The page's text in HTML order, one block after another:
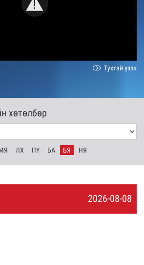
Тухтай үзэх
хөтөлбөр
ЛХ ПҮ БА БЯ НЯ
2026-08-08